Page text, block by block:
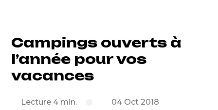
Campings ouverts à
l’année pour vos
vacances
Lecture 4 min. 04 Oct 2018